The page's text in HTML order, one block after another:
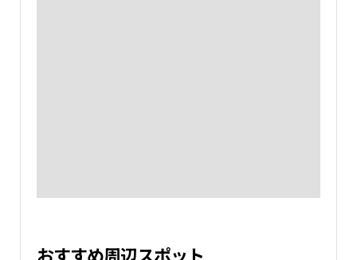
おすすめ周辺スポット